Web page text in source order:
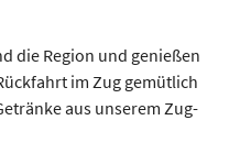
die Region und genießen
im Zug gemütlich
aus unserem Zug-